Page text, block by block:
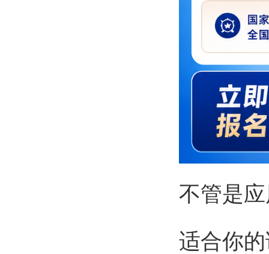
不管是
适合你